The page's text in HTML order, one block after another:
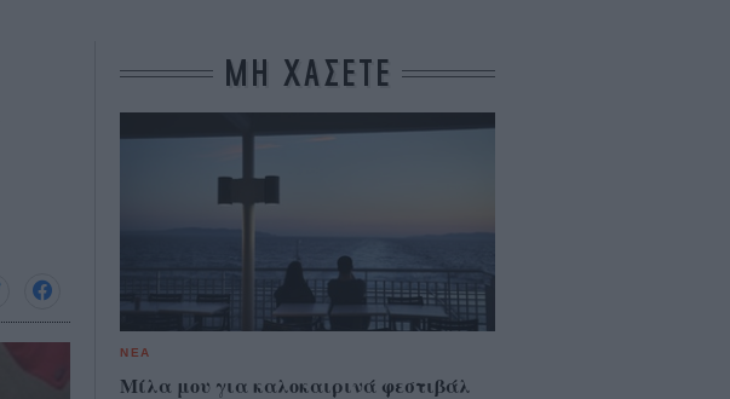
ΜΗ ΧΑΣΕΤΕ
ΝΕΑ
Μίλα μου για καλοκαιρινά φεστιβάλ